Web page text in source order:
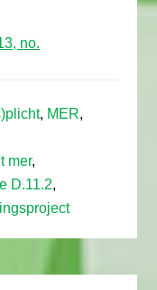
no.
, MER,
mer,
D.11.2,